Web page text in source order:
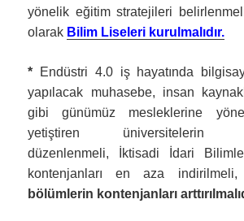
yönelik eğitim stratejileri
olarak Bilim Liseleri kurulmalıdır.
*
Endüstri 4.0 iş hayatında
yapılacak muhasebe, insan
gibi günümüz mesleklerine
yetiştiren üniversitelerin
düzenlenmeli, İktisadi İdari
kontenjanları en aza indirilmeli,
bölümlerin kontenjanları